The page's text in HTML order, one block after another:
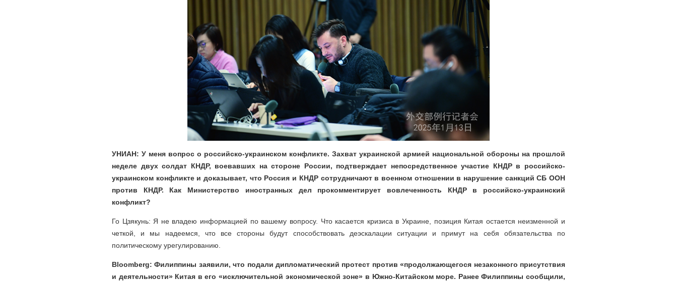
УНИАН: У меня вопрос о российско-украинском конфликте. Захват украинской армией национальной обороны на прошлой
неделе двух солдат КНДР, воевавших на стороне России, подтверждает непосредственное участие КНДР в российско-
украинском конфликте и доказывает, что Россия и КНДР сотрудничают в военном отношении в нарушение санкций СБ ООН
против КНДР. Как Министерство иностранных дел прокомментирует вовлеченность КНДР в российско-украинский
конфликт?
Го Цзякунь: Я не владею информацией по вашему вопросу. Что касается кризиса в Украине, позиция Китая остается неизменной и
четкой, и мы надеемся, что все стороны будут способствовать деэскалации ситуации и примут на себя обязательства по
политическому урегулированию.
Bloomberg: Филиппины заявили, что подали дипломатический протест против «продолжающегося незаконного присутствия
и деятельности» Китая в его «исключительной экономической зоне» в Южно-Китайском море. Ранее Филиппины сообщили,